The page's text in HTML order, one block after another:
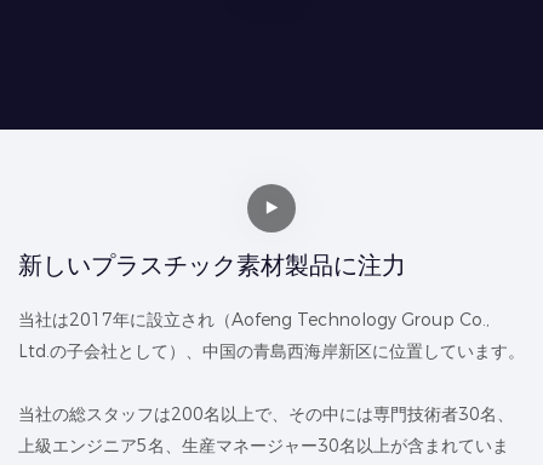
新しいプラスチック素材製品に注力
当社は2017年に設立され（Aofeng Technology Group Co.,
Ltd.の子会社として）、中国の青島西海岸新区に位置しています。
当社の総スタッフは200名以上で、その中には専門技術者30名、
上級エンジニア5名、生産マネージャー30名以上が含まれていま